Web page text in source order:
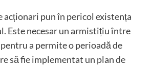
pun în pericol existența
Este necesar un armistițiu între
a permite o perioadă de
să fie implementat un plan de